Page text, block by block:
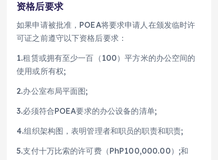
资格后要求
如果申请被批准，POEA将要求申请人在颁发临时许
可证之前遵守以下资格后要求：
1.租赁或拥有至少一百（100）平方米的办公空间的
使用或所有权;
2.办公室布局平面图;
3.必须符合POEA要求的办公设备的清单;
4.组织架构图，表明管理者和职员的职责和职责;
5.支付十万比索的许可费（PhP100,000.00）;和